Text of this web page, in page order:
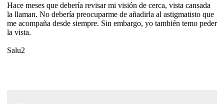
Hace meses que debería revisar mi visión de cerca, vista cansada
la llaman. No debería preocuparme de añadirla al astigmatisto que
me acompaña desde siempre. Sin embargo, yo también temo peder
la vista.
Salu2